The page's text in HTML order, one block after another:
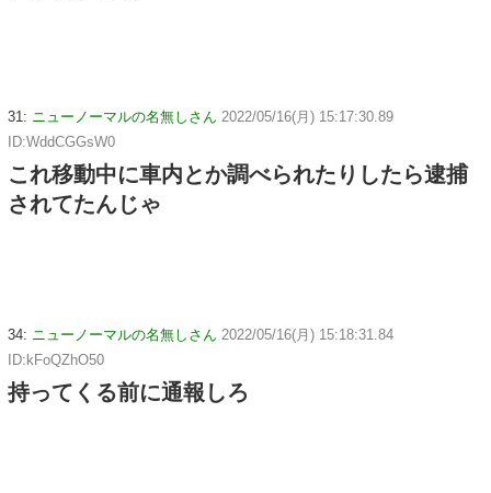
31: ニューノーマルの名無しさん 2022/05/16(月) 15:17:30.89
ID:WddCGGsW0
これ移動中に車内とか調べられたりしたら逮捕
されてたんじゃ
34: ニューノーマルの名無しさん 2022/05/16(月) 15:18:31.84
ID:kFoQZhO50
持ってくる前に通報しろ